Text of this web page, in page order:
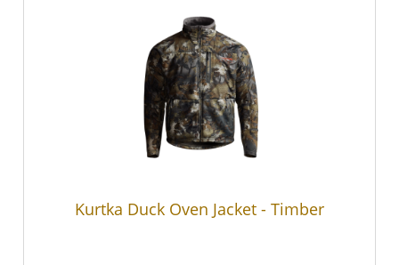
Kurtka Duck Oven Jacket - Timber